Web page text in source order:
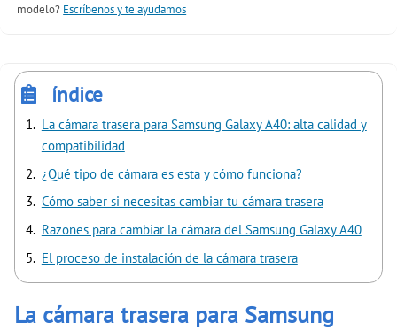
modelo? Escríbenos y te ayudamos
índice
La cámara trasera para Samsung Galaxy A40: alta calidad y
compatibilidad
¿Qué tipo de cámara es esta y cómo funciona?
Cómo saber si necesitas cambiar tu cámara trasera
Razones para cambiar la cámara del Samsung Galaxy A40
El proceso de instalación de la cámara trasera
La cámara trasera para Samsung